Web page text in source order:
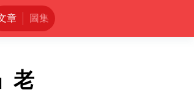
章 圖集
老